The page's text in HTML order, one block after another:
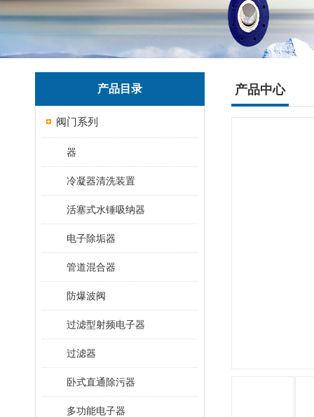
产品目录
阀门系列
器
冷凝器清洗装置
活塞式水锤吸纳器
电子除垢器
管道混合器
防爆波阀
过滤型射频电子器
过滤器
卧式直通除污器
多功能电子器
产品中心